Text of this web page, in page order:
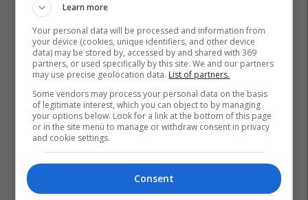
Learn more
Your personal data will be processed and information from
your device (cookies, unique identifiers, and other device
data) may be stored by, accessed by and shared with 369
partners, or used specifically by this site. We and our partners
may use precise geolocation data. List of partners.
Some vendors may process your personal data on the basis
of legitimate interest, which you can object to by managing
your options below. Look for a link at the bottom of this page
or in the site menu to manage or withdraw consent in privacy
and cookie settings.
Consent